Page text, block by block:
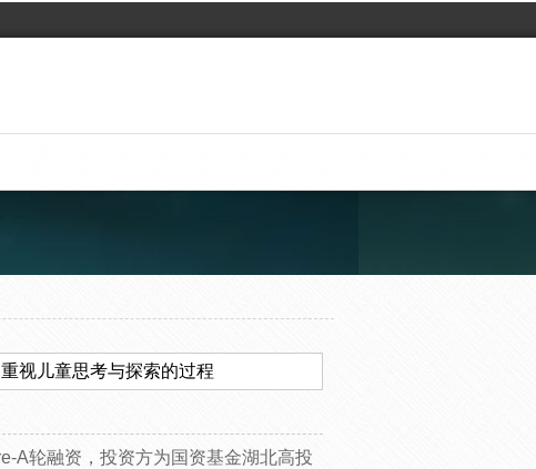
视儿童思考与探索的过程
A轮融资，投资方为国资基金湖北高投